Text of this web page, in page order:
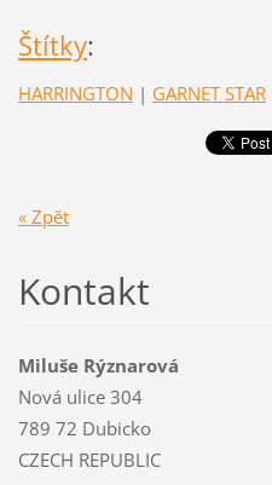
Štítky:
HARRINGTON | GARNET STAR
« Zpět
Kontakt
Miluše Rýznarová
Nová ulice 304
789 72 Dubicko
CZECH REPUBLIC